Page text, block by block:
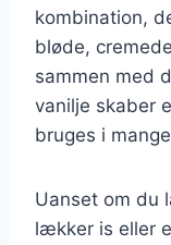
kombination,
bløde,
sammen med
vanilje skaber
bruges i
Uanset om du
lækker is eller